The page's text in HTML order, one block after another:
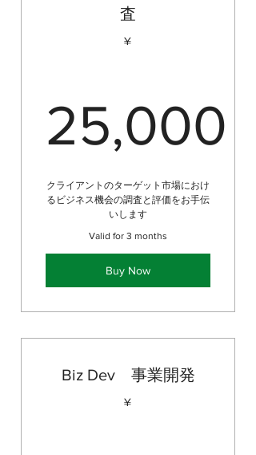
査
¥
25,000
クライアントのターゲット市場におけ
るビジネス機会の調査と評価をお手伝
いします
Valid for 3 months
Buy Now
Biz Dev 事業開発
¥